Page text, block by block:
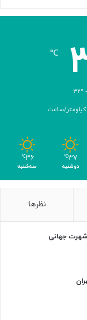
℃
۳۷℃
دوشنبه
۳۶℃
سه‌شنبه
نظرها
جهانی